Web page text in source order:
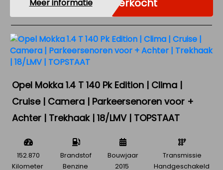
Meer informatie
Opel Mokka 1.4 T 140 Pk Edition | Clima |
Cruise | Camera | Parkeersenoren voor +
Achter | Trekhaak | 18/LMV | TOPSTAAT
152.870
Kilometer
Brandstof
Benzine
Bouwjaar
2015
Transmissie
Handgeschakeld